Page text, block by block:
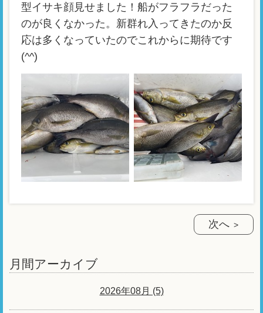
型イサキ顔見せました！船がフラフラだった
のが良くなかった。新群れ入ってきたのか反
応は多くなっていたのでこれからに期待です
(^^)
次へ
月間アーカイブ
2026年08月 (5)